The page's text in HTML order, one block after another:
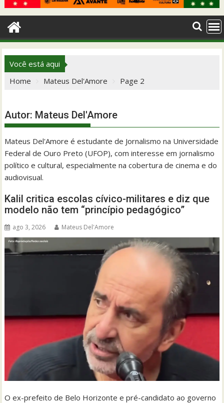
Você está aqui
Home
Mateus Del'Amore Page 2
Autor: Mateus Del'Amore
Mateus Del'Amore é estudante de Jornalismo na Universidade
Federal de Ouro Preto (UFOP), com interesse em jornalismo
político e cultural, especialmente na cobertura de cinema e do
audiovisual.
Kalil critica escolas cívico-militares e diz que
modelo não tem “princípio pedagógico”
ago 3, 2026 Mateus Del'Amore
O ex-prefeito de Belo Horizonte e pré-candidato ao governo